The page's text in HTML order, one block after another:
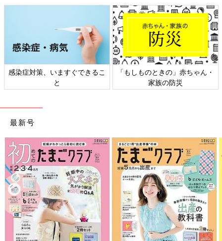
感染症対策、いますぐできるこ
と
「もしものときの」赤ちゃん・
家族の防災
最新号